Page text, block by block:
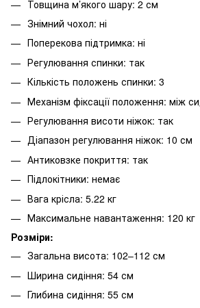
Товщина м’якого шару: 2 см
Знімний чохол: ні
Поперекова підтримка: ні
Регулювання спинки: так
Кількість положень спинки: 3
Механізм фіксації положення: між
Регулювання висоти ніжок: так
Діапазон регулювання ніжок: 10 см
Антиковзке покриття: так
Підлокітники: немає
Вага крісла: 5.22 кг
Максимальне навантаження: 120 кг
Розміри:
Загальна висота: 102–112 см
Ширина сидіння: 54 см
Глибина сидіння: 55 см